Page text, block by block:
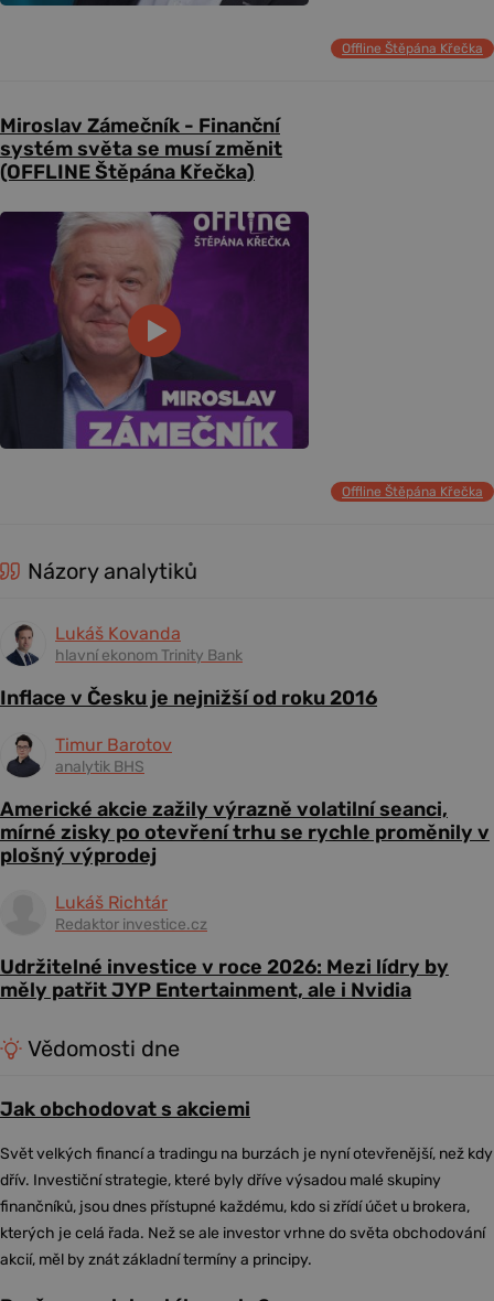
Offline Štěpána Křečka
Miroslav Zámečník - Finanční
systém světa se musí změnit
(OFFLINE Štěpána Křečka)
Offline Štěpána Křečka
Názory analytiků
Lukáš Kovanda
hlavní ekonom Trinity Bank
Inflace v Česku je nejnižší od roku 2016
Timur Barotov
analytik BHS
Americké akcie zažily výrazně volatilní seanci,
mírné zisky po otevření trhu se rychle proměnily v
plošný výprodej
Lukáš Richtár
Redaktor investice.cz
Udržitelné investice v roce 2026: Mezi lídry by
měly patřit JYP Entertainment, ale i Nvidia
Vědomosti dne
Jak obchodovat s akciemi
Svět velkých financí a tradingu na burzách je nyní otevřenější, než kdy
dřív. Investiční strategie, které byly dříve výsadou malé skupiny
finančníků, jsou dnes přístupné každému, kdo si zřídí účet u brokera,
kterých je celá řada. Než se ale investor vrhne do světa obchodování
akcií, měl by znát základní termíny a principy.